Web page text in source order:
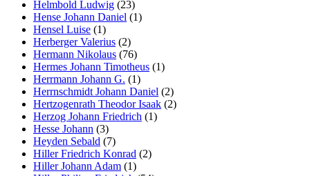
Helmbold Ludwig (23)
Hense Johann Daniel (1)
Hensel Luise (1)
Herberger Valerius (2)
Hermann Nikolaus (76)
Hermes Johann Timotheus (1)
Herrmann Johann G. (1)
Herrnschmidt Johann Daniel (2)
Hertzogenrath Theodor Isaak (2)
Herzog Johann Friedrich (1)
Hesse Johann (3)
Heyden Sebald (7)
Hiller Friedrich Konrad (2)
Hiller Johann Adam (1)